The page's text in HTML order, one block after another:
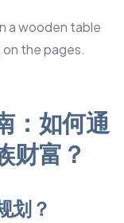
：如何通
财富？
划？